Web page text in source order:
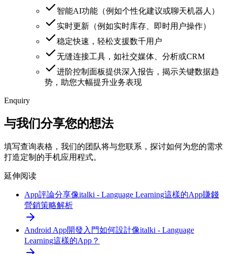
智能AI功能（例如个性化建议或聊天机器人）
实时更新（例如实时库存、即时用户操作）
稳定快速，轻松支援数千用户
无缝连接工具，如社交媒体、分析或CRM
进阶控制面板提供深入报告，揭示关键数据趋
势，助您大幅提升业务表现
Enquiry
与我们分享您的想法
填写查询表格，我们的团队将与您联系，探讨如何为您的需求
打造定制的手机应用程式。
延伸阅读
App評論分享像italki - Language Learning這樣的App賺錢
營銷策略解析
Android App開發入門如何設計像italki - Language
Learning這樣的App？